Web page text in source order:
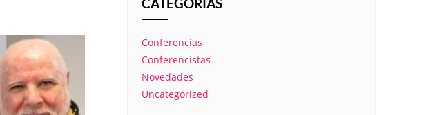
Conferencias
Conferencistas
Novedades
Uncategorized